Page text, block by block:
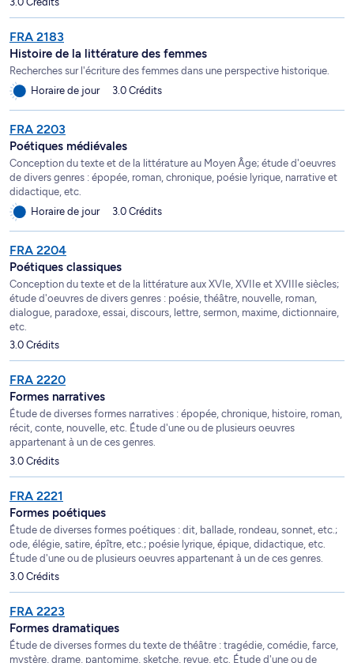
FRA 2183
Histoire de la littérature des femmes
Recherches sur l'écriture des femmes dans une perspective historique.
Horaire de jour
3.0 Crédits
FRA 2203
Poétiques médiévales
Conception du texte et de la littérature au Moyen Âge; étude d'oeuvres
de divers genres : épopée, roman, chronique, poésie lyrique, narrative et
didactique, etc.
Horaire de jour
3.0 Crédits
FRA 2204
Poétiques classiques
Conception du texte et de la littérature aux XVIe, XVIIe et XVIIIe siècles;
étude d'oeuvres de divers genres : poésie, théâtre, nouvelle, roman,
dialogue, paradoxe, essai, discours, lettre, sermon, maxime, dictionnaire,
etc.
3.0 Crédits
FRA 2220
Formes narratives
Étude de diverses formes narratives : épopée, chronique, histoire, roman,
récit, conte, nouvelle, etc. Étude d'une ou de plusieurs oeuvres
appartenant à un de ces genres.
3.0 Crédits
FRA 2221
Formes poétiques
Étude de diverses formes poétiques : dit, ballade, rondeau, sonnet, etc.;
ode, élégie, satire, épître, etc.; poésie lyrique, épique, didactique, etc.
Étude d'une ou de plusieurs oeuvres appartenant à un de ces genres.
3.0 Crédits
FRA 2223
Formes dramatiques
Étude de diverses formes du texte de théâtre : tragédie, comédie, farce,
mystère, drame, pantomime, sketche, revue, etc. Étude d'une ou de